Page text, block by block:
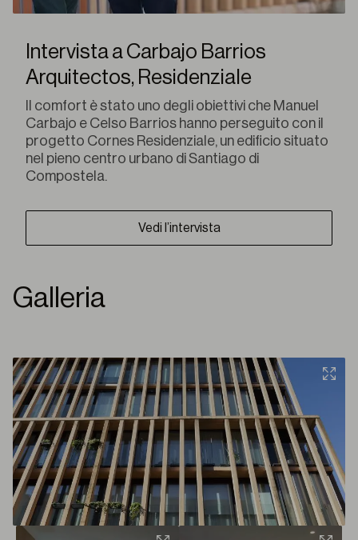
Intervista a Carbajo Barrios
Arquitectos, Residenziale
Il comfort è stato uno degli obiettivi che Manuel
Carbajo e Celso Barrios hanno perseguito con il
progetto Cornes Residenziale, un edificio situato
nel pieno centro urbano di Santiago di
Compostela.
Vedi l’intervista
Galleria